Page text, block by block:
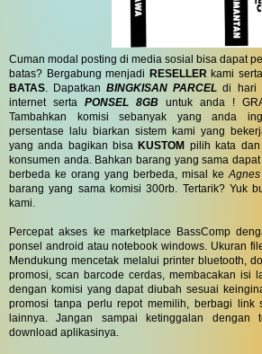
Cuman modal posting di media sosial bisa dapat
batas? Bergabung menjadi RESELLERkami
BATAS. DapatkanBINGKISAN PARCEL di hari
internet serta PONSEL 8GB untuk anda !
Tambahkan komisi sebanyak yang anda
persentase lalu biarkan sistem kami yang
yang anda bagikan bisa KUSTOM pilih kata
konsumen anda. Bahkan barang yang sama
berbeda ke orang yang berbeda, misal keAgnes
barang yang sama komisi 300rb. Tertarik? Yuk
kami.
Percepat akses ke marketplace BassComp
ponsel android atau notebook windows. Ukuran
Mendukung mencetak melalui printer bluetooth,
promosi, scan barcode cerdas, membacakan isi
dengan komisi yang dapat diubah sesuai
promosi tanpa perlu repot memilih, berbagi link
lainnya. Jangan sampai ketinggalan dengan
download aplikasinya.